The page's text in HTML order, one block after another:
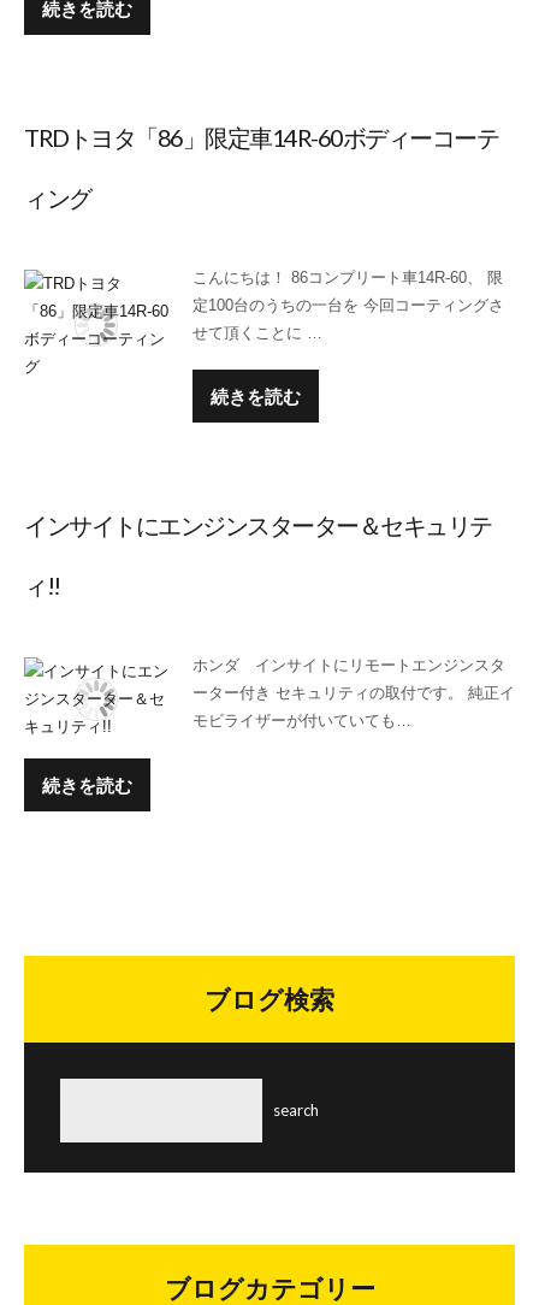
続きを読む
TRDトヨタ「86」限定車14R-60ボディーコーテ
ィング
こんにちは！ 86コンプリート車14R-60、 限
定100台のうちの一台を 今回コーティングさ
せて頂くことに …
続きを読む
インサイトにエンジンスターター＆セキュリテ
ィ!!
ホンダ インサイトにリモートエンジンスタ
ーター付き セキュリティの取付です。 純正イ
モビライザーが付いていても…
続きを読む
ブログ検索
ブログカテゴリー